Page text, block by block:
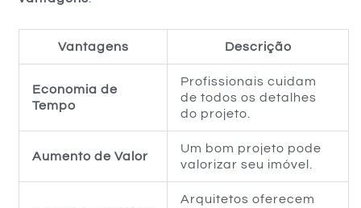
Vantagens Descrição
Economia de
Tempo
Profissionais cuidam
de todos os detalhes
do projeto.
Aumento de Valor
Um bom projeto pode
valorizar seu imóvel.
Arquitetos oferecem